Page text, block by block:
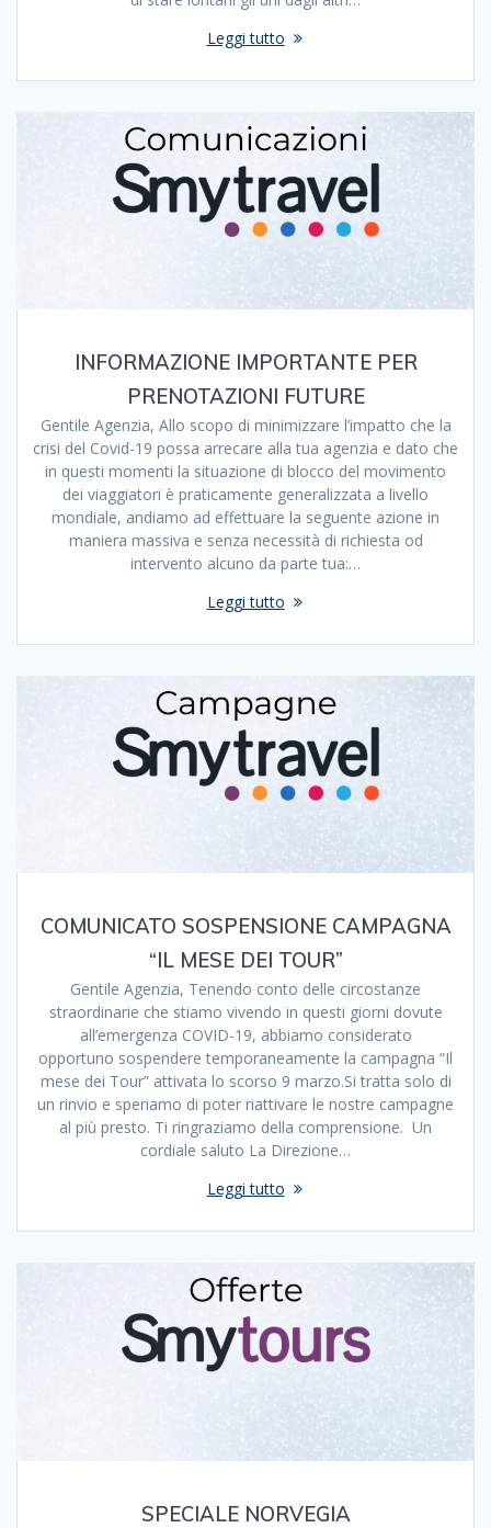
Leggi tutto
INFORMAZIONE IMPORTANTE PER
PRENOTAZIONI FUTURE
Gentile Agenzia, Allo scopo di minimizzare l’impatto che la
crisi del Covid-19 possa arrecare alla tua agenzia e dato che
in questi momenti la situazione di blocco del movimento
dei viaggiatori è praticamente generalizzata a livello
mondiale, andiamo ad effettuare la seguente azione in
maniera massiva e senza necessità di richiesta od
intervento alcuno da parte tua:…
Leggi tutto
COMUNICATO SOSPENSIONE CAMPAGNA
“IL MESE DEI TOUR”
Gentile Agenzia, Tenendo conto delle circostanze
straordinarie che stiamo vivendo in questi giorni dovute
all’emergenza COVID-19, abbiamo considerato
opportuno sospendere temporaneamente la campagna “Il
mese dei Tour” attivata lo scorso 9 marzo.Si tratta solo di
un rinvio e speriamo di poter riattivare le nostre campagne
al più presto. Ti ringraziamo della comprensione. Un
cordiale saluto La Direzione…
Leggi tutto
SPECIALE NORVEGIA